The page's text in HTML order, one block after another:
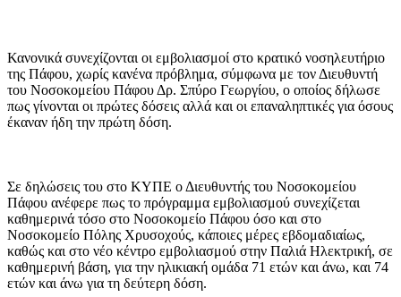
Κανονικά συνεχίζονται οι εμβολιασμοί στο κρατικό νοσηλευτήριο
της Πάφου, χωρίς κανένα πρόβλημα, σύμφωνα με τον Διευθυντή
του Νοσοκομείου Πάφου Δρ. Σπύρο Γεωργίου, ο οποίος δήλωσε
πως γίνονται οι πρώτες δόσεις αλλά και οι επαναληπτικές για όσους
έκαναν ήδη την πρώτη δόση.
Σε δηλώσεις του στο ΚΥΠΕ ο Διευθυντής του Νοσοκομείου
Πάφου ανέφερε πως το πρόγραμμα εμβολιασμού συνεχίζεται
καθημερινά τόσο στο Νοσοκομείο Πάφου όσο και στο
Νοσοκομείο Πόλης Χρυσοχούς, κάποιες μέρες εβδομαδιαίως,
καθώς και στο νέο κέντρο εμβολιασμού στην Παλιά Ηλεκτρική, σε
καθημερινή βάση, για την ηλικιακή ομάδα 71 ετών και άνω, και 74
ετών και άνω για τη δεύτερη δόση.